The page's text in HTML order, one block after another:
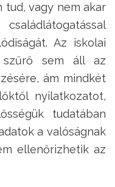
tud, vagy nem akar
Az iskolai
szűrő sem áll az
ám mindkét
nyilatkozatot,
tudatában
a valóságnak
ellenőrizhetik az